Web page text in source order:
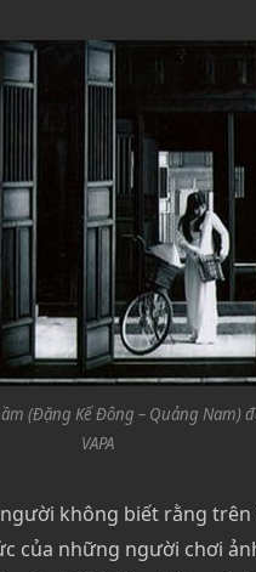
(Đặng Kế Đông – Quảng Nam)
VAPA
không biết rằng
của những người chơi